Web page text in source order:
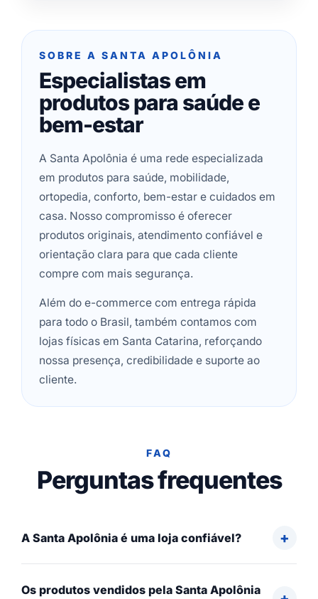
SOBRE A SANTA APOLÔNIA
Especialistas em
produtos para saúde e
bem-estar
A Santa Apolônia é uma rede especializada
em produtos para saúde, mobilidade,
ortopedia, conforto, bem-estar e cuidados em
casa. Nosso compromisso é oferecer
produtos originais, atendimento confiável e
orientação clara para que cada cliente
compre com mais segurança.
Além do e-commerce com entrega rápida
para todo o Brasil, também contamos com
lojas físicas em Santa Catarina, reforçando
nossa presença, credibilidade e suporte ao
cliente.
FAQ
Perguntas frequentes
A Santa Apolônia é uma loja confiável?
Os produtos vendidos pela Santa Apolônia